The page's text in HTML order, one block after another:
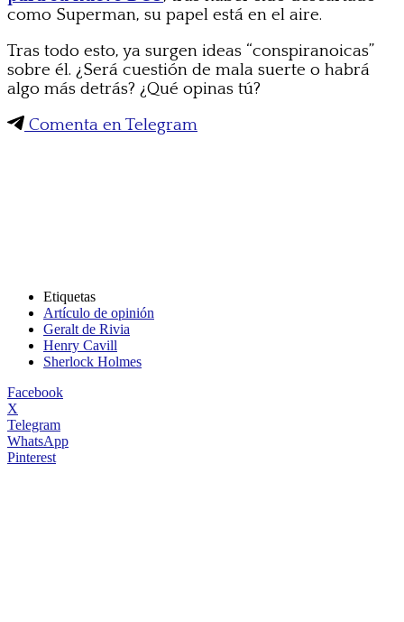
como Superman, su papel está en el aire.
Tras todo esto, ya surgen ideas “conspiranoicas”
sobre él. ¿Será cuestión de mala suerte o habrá
algo más detrás? ¿Qué opinas tú?
Comenta en Telegram
Etiquetas
Artículo de opinión
Geralt de Rivia
Henry Cavill
Sherlock Holmes
Facebook
X
Telegram
WhatsApp
Pinterest